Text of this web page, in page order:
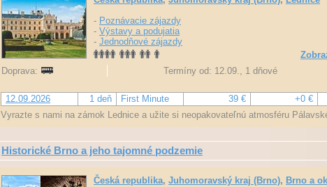
- Poznávacie zájazdy
- Výstavy a podujatia
- Jednodňové zájazdy
Doprava:
Termíny od: 12.09., 1 dňové
12.09.2026 1 deň First Minute 39 €
+0 €
Vyrazte s nami na zámok Lednice a užite si neopakovateľnú atmosféru
Historické Brno a jeho tajomné podzemie
Česká republika, Juhomoravský kraj (Brno), Brno a